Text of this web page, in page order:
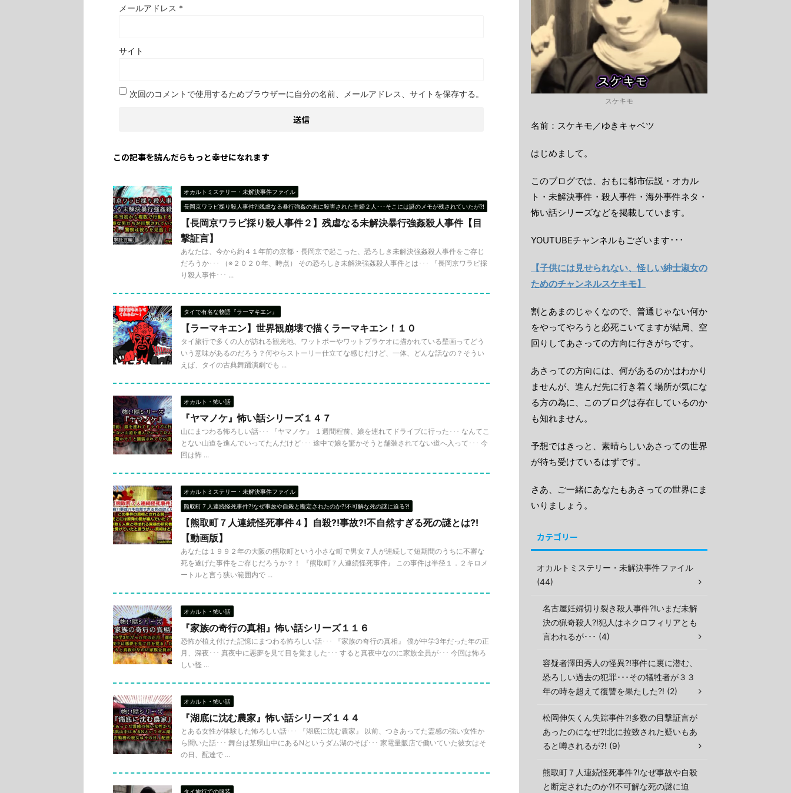
メールアドレス *
サイト
次回のコメントで使用するためブラウザーに自分の名前、メールアドレス、サイトを保存する。
この記事を読んだらもっと幸せになれます
オカルトミステリー・未解決事件ファイル
長岡京ワラビ採り殺人事件?!残虐なる暴行強姦の末に殺害された主婦２人･･･そこには謎のメモが残されていたが?!
【長岡京ワラビ採り殺人事件２】残虐なる未解決暴行強姦殺人事件【目
撃証言】
あなたは、今から約４１年前の京都・長岡京で起こった、恐ろしき未解決強姦殺人事件をご存じ
だろうか･･･ （※２０２０年、時点） その恐ろしき未解決強姦殺人事件とは･･･ 『長岡京ワラビ採
り殺人事件･･･ ...
タイで有名な物語『ラーマキエン』
【ラーマキエン】世界観崩壊で描くラーマキエン！１０
タイ旅行で多くの人が訪れる観光地、ワットポーやワットプラケオに描かれている壁画ってどう
いう意味があるのだろう？何やらストーリー仕立てな感じだけど、一体、どんな話なの？そうい
えば、タイの古典舞踊演劇でも ...
オカルト・怖い話
『ヤマノケ』怖い話シリーズ１４７
山にまつわる怖ろしい話･･･ 『ヤマノケ』 １週間程前、娘を連れてドライブに行った･･･ なんてこ
とない山道を進んでいってたんだけど･･･ 途中で娘を驚かそうと舗装されてない道へ入って･･･ 今
回は怖 ...
オカルトミステリー・未解決事件ファイル
熊取町７人連続怪死事件?!なぜ事故や自殺と断定されたのか?!不可解な死の謎に迫る?!
【熊取町７人連続怪死事件４】自殺?!事故?!不自然すぎる死の謎とは?!
【動画版】
あなたは１９９２年の大阪の熊取町という小さな町で男女７人が連続して短期間のうちに不審な
死を遂げた事件をご存じだろうか？！ 『熊取町７人連続怪死事件』 この事件は半径１．２キロメ
ートルと言う狭い範囲内で ...
オカルト・怖い話
『家族の奇行の真相』怖い話シリーズ１１６
恐怖が植え付けた記憶にまつわる怖ろしい話･･･ 『家族の奇行の真相』 僕が中学3年だった年の正
月、深夜･･･ 真夜中に悪夢を見て目を覚ました･･･ すると真夜中なのに家族全員が･･･ 今回は怖ろ
しい怪 ...
オカルト・怖い話
『湖底に沈む農家』怖い話シリーズ１４４
とある女性が体験した怖ろしい話･･･ 『湖底に沈む農家』 以前、つきあってた霊感の強い女性か
ら聞いた話･･･ 舞台は某県山中にあるNというダム湖のそば･･･ 家電量販店で働いていた彼女はそ
の日、配達で ...
タイ旅行での服装
スケキモ
名前：スケキモ／ゆきキャベツ
はじめまして。
このブログでは、おもに都市伝説・オカル
ト・未解決事件・殺人事件・海外事件ネタ・
怖い話シリーズなどを掲載しています。
YOUTUBEチャンネルもございます･･･
【子供には見せられない、怪しい紳士淑女の
ためのチャンネルスケキモ】
割とあまのじゃくなので、普通じゃない何か
をやってやろうと必死こいてますが結局、空
回りしてあさっての方向に行きがちです。
あさっての方向には、何があるのかはわかり
ませんが、進んだ先に行き着く場所が気にな
る方の為に、このブログは存在しているのか
も知れません。
予想ではきっと、素晴らしいあさっての世界
が待ち受けているはずです。
さあ、ご一緒にあなたもあさっての世界にま
いりましょう。
カテゴリー
オカルトミステリー・未解決事件ファイル
(44)
名古屋妊婦切り裂き殺人事件?!いまだ未解
決の猟奇殺人?!犯人はネクロフィリアとも
言われるが･･･ (4)
容疑者澤田秀人の怪異?!事件に裏に潜む、
恐ろしい過去の犯罪･･･その犠牲者が３３
年の時を超えて復讐を果たした?! (2)
松岡伸矢くん失踪事件?!多数の目撃証言が
あったのになぜ?!北に拉致された疑いもあ
ると噂されるが?! (9)
熊取町７人連続怪死事件?!なぜ事故や自殺
と断定されたのか?!不可解な死の謎に迫